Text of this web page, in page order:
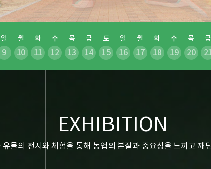
일
9
월
10
화
11
수
12
목
13
금
14
토
15
일
16
월
17
화
18
수
19
목
20
금
EXHIBITION
유물의 전시와 체험을 통해 농업의 본질과 중요성을 느끼고 깨